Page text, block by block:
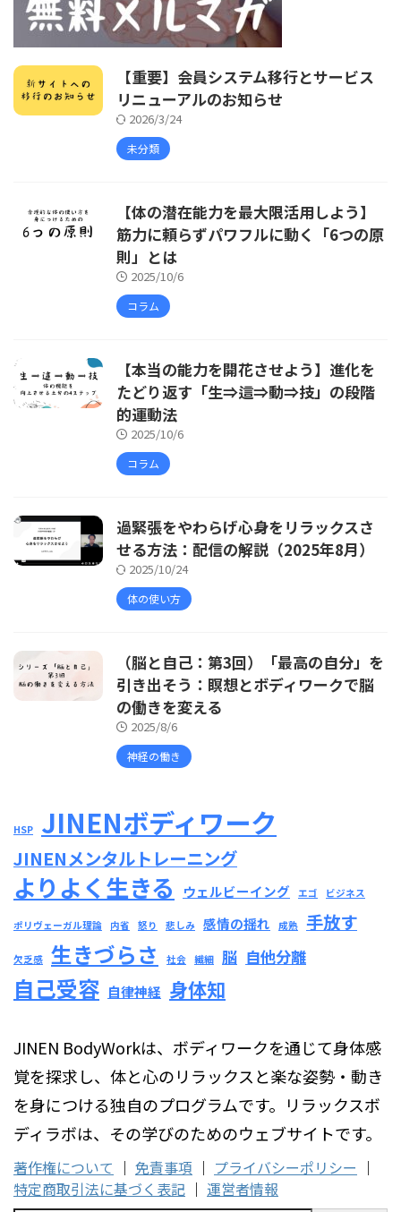
【重要】会員システム移行とサービス
リニューアルのお知らせ
2026/3/24
未分類
【体の潜在能力を最大限活用しよう】
筋力に頼らずパワフルに動く「6つの原
則」とは
2025/10/6
コラム
【本当の能力を開花させよう】進化を
たどり返す「生⇒這⇒動⇒技」の段階
的運動法
2025/10/6
コラム
過緊張をやわらげ心身をリラックスさ
せる方法：配信の解説（2025年8月）
2025/10/24
体の使い方
（脳と自己：第3回）「最高の自分」を
引き出そう：瞑想とボディワークで脳
の働きを変える
2025/8/6
神経の働き
HSP JINENボディワーク
JINENメンタルトレーニング
よりよく生きる ウェルビーイング エゴ ビジネス
ポリヴェーガル理論 内省 怒り 悲しみ 感情の揺れ 成熟 手放す
欠乏感 生きづらさ 社会 繊細 脳 自他分離
自己受容 自律神経 身体知
JINEN BodyWorkは、ボディワークを通じて身体感
覚を探求し、体と心のリラックスと楽な姿勢・動き
を身につける独自のプログラムです。リラックスボ
ディラボは、その学びのためのウェブサイトです。
著作権について ｜ 免責事項 ｜ プライバシーポリシー ｜
特定商取引法に基づく表記 ｜ 運営者情報